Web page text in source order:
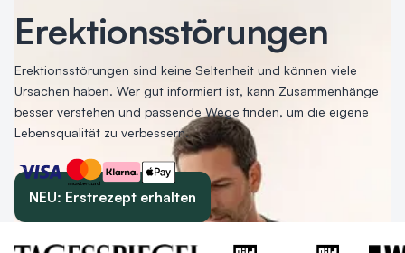
Erektionsstörungen
Erektionsstörungen sind keine Seltenheit und können viele
Ursachen haben. Wer gut informiert ist, kann Zusammenhänge
besser verstehen und passende Wege finden, um die eigene
Lebensqualität zu verbessern.
NEU: Erstrezept erhalten